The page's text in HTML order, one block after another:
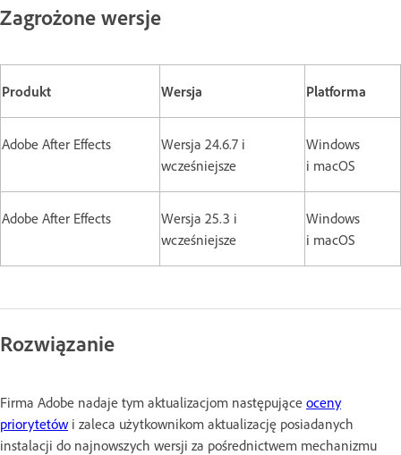
Zagrożone wersje
Produkt Wersja Platforma
Adobe After Effects
Wersja 24.6.7 i
wcześniejsze
Windows
i macOS
Adobe After Effects
Wersja 25.3 i
wcześniejsze
Windows
i macOS
Rozwiązanie
Firma Adobe nadaje tym aktualizacjom następujące oceny
priorytetów i zaleca użytkownikom aktualizację posiadanych
instalacji do najnowszych wersji za pośrednictwem mechanizmu